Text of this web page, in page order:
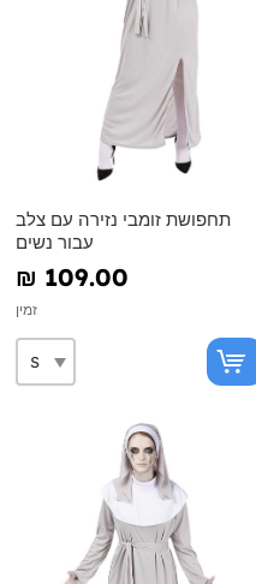
תחפושת זומבי נזירה עם צלב
עבור נשים
₪‎ 109.00
זמין